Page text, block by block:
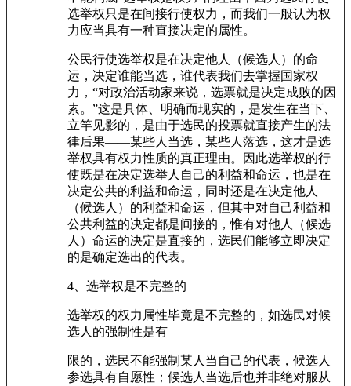
选举权只是在间接行使权力，而我们一般认为权
力应当具有一种直接决定的属性。
公民行使选举权是在决定他人（候选人）的命
运，决定谁能当选，谁代表我们去掌握国家权
力，“对政治活动家来说，选票就是决定成败的因
素。”这是具体、明确而现实的，是发生在当下、
立竿见影的，是由于选民的投票就直接产生的法
律后果——某些人当选，某些人落选，这才是选
举权具有权力性质的真正理由。因此选举权的行
使既是在决定选举人自己的利益和命运，也是在
决定公共的利益和命运，同时还是在决定他人
（候选人）的利益和命运，但其中对自己利益和
公共利益的决定都是间接的，惟有对他人（候选
人）命运的决定是直接的，选民们能够立即决定
的是确定选出的代表。
4、选举权是不完整的
选举权的权力属性毕竟是不完整的，如选民对候
选人的强制性是有
限的，选民不能强制某人当自己的代表，候选人
参选具有自愿性；候选人当选后也并非绝对服从